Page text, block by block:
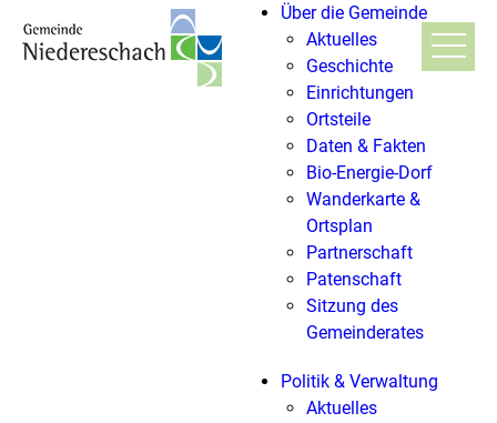
Über die Gemeinde
Aktuelles
Geschichte
Einrichtungen
Ortsteile
Daten & Fakten
Bio-Energie-Dorf
Wanderkarte &
Ortsplan
Partnerschaft
Patenschaft
Sitzung des
Gemeinderates
Politik & Verwaltung
Aktuelles